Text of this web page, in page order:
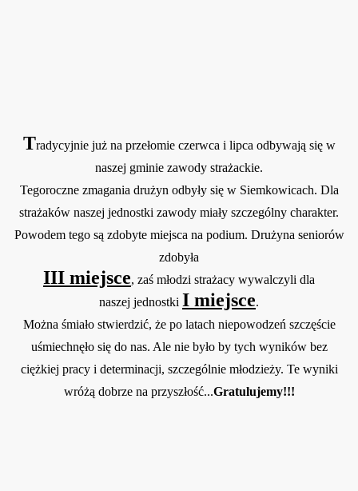
Tradycyjnie już na przełomie czerwca i lipca odbywają się w
naszej gminie zawody strażackie.
Tegoroczne zmagania drużyn odbyły się w Siemkowicach. Dla
strażaków naszej jednostki zawody miały szczególny charakter.
Powodem tego są zdobyte miejsca na podium. Drużyna seniorów
zdobyła
III miejsce, zaś młodzi strażacy wywalczyli dla
naszej jednostki I miejsce.
Można śmiało stwierdzić, że po latach niepowodzeń szczęście
uśmiechnęło się do nas. Ale nie było by tych wyników bez
ciężkiej pracy i determinacji, szczególnie młodzieży. Te wyniki
wróżą dobrze na przyszłość...Gratulujemy!!!